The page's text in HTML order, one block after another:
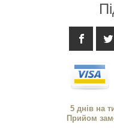
5 днів на
Прийом